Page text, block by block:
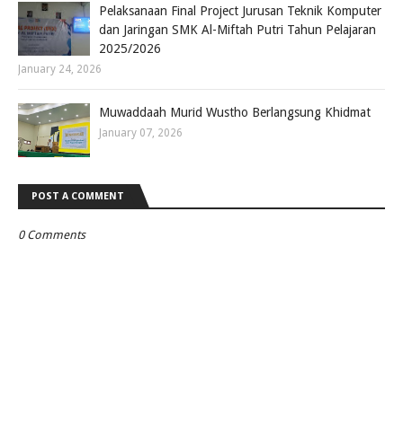
Pelaksanaan Final Project Jurusan Teknik Komputer
dan Jaringan SMK Al-Miftah Putri Tahun Pelajaran
2025/2026
January 24, 2026
Muwaddaah Murid Wustho Berlangsung Khidmat
January 07, 2026
POST A COMMENT
0 Comments